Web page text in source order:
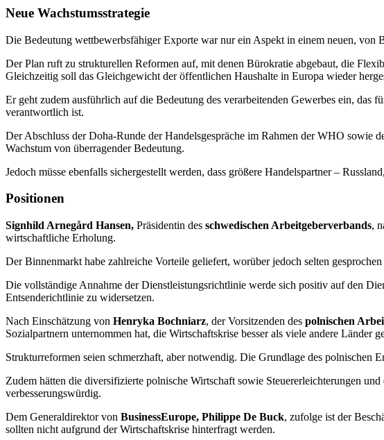
Neue Wachstumsstrategie
Die Bedeutung wettbewerbsfähiger Exporte war nur ein Aspekt in einem neuen,
Der Plan ruft zu strukturellen Reformen auf, mit denen Bürokratie abgebaut, die
Gleichzeitig soll das Gleichgewicht der öffentlichen Haushalte in Europa wieder
Er geht zudem ausführlich auf die Bedeutung des verarbeitenden Gewerbes ein,
verantwortlich ist.
Der Abschluss der Doha-Runde der Handelsgespräche im Rahmen der WHO sowie
Wachstum von überragender Bedeutung.
Jedoch müsse ebenfalls sichergestellt werden, dass größere Handelspartner –
Positionen
Signhild Arnegård Hansen, Präsidentin des schwedischen Arbeitgeberverbands,
wirtschaftliche Erholung.
Der Binnenmarkt habe zahlreiche Vorteile geliefert, worüber jedoch selten gesprochen
Die vollständige Annahme der Dienstleistungsrichtlinie werde sich positiv auf den
Entsenderichtlinie zu widersetzen.
Nach Einschätzung von Henryka Bochniarz, der Vorsitzenden des polnischen
Sozialpartnern unternommen hat, die Wirtschaftskrise besser als viele andere Länder
Strukturreformen seien schmerzhaft, aber notwendig. Die Grundlage des polnischen
Zudem hätten die diversifizierte polnische Wirtschaft sowie Steuererleichterungen
verbesserungswürdig.
Dem Generaldirektor von BusinessEurope, Philippe De Buck, zufolge ist der
sollten nicht aufgrund der Wirtschaftskrise hinterfragt werden.